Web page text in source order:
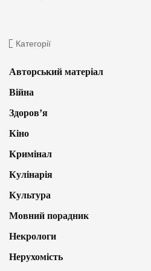
Категорії
Авторський матеріал
Війна
Здоров’я
Кіно
Кримінал
Кулінарія
Культура
Мовний порадник
Некрологи
Нерухомість